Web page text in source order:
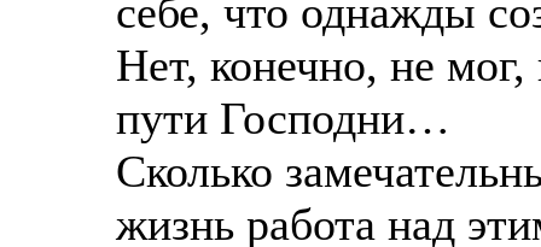
себе, что однажды
Нет, конечно, не
пути Господни…
Сколько
жизнь работа над